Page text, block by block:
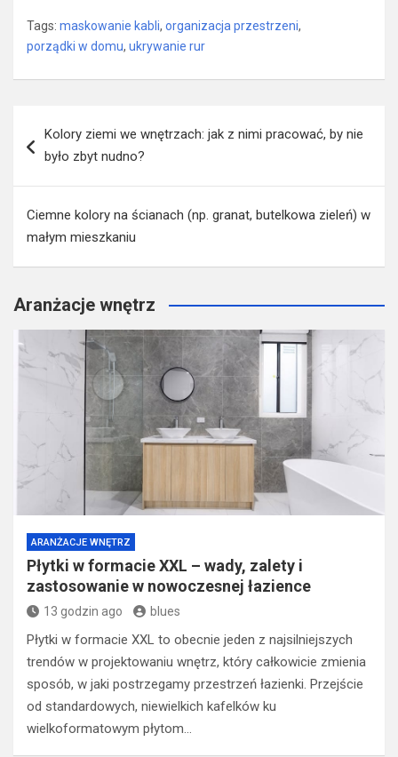
Tags: maskowanie kabli, organizacja przestrzeni,
porządki w domu, ukrywanie rur
wpisu
Kolory ziemi we wnętrzach: jak z nimi pracować, by nie
było zbyt nudno?
Ciemne kolory na ścianach (np. granat, butelkowa zieleń) w
małym mieszkaniu
Aranżacje wnętrz
ARANŻACJE WNĘTRZ
Płytki w formacie XXL – wady, zalety i
zastosowanie w nowoczesnej łazience
13 godzin ago blues
Płytki w formacie XXL to obecnie jeden z najsilniejszych
trendów w projektowaniu wnętrz, który całkowicie zmienia
sposób, w jaki postrzegamy przestrzeń łazienki. Przejście
od standardowych, niewielkich kafelków ku
wielkoformatowym płytom…